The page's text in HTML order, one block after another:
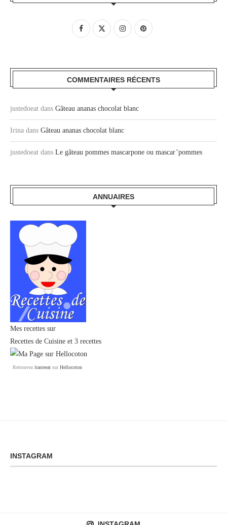
COMMENTAIRES RÉCENTS
justedoeat dans Gâteau ananas chocolat blanc
Irina dans Gâteau ananas chocolat blanc
justedoeat dans Le gâteau pommes mascarpone ou mascar’pommes
ANNUAIRES
Mes recettes sur
Recettes de Cuisine et 3 recettes
Retrouvez itasteeat surHellocoton
INSTAGRAM